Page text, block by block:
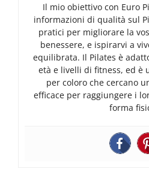
Il mio obiettivo con Euro
informazioni di qualità sul
pratici per migliorare la
benessere, e ispirarvi a
equilibrata. Il Pilates è
età e livelli di fitness, ed è
per coloro che cercano
efficace per raggiungere i
forma